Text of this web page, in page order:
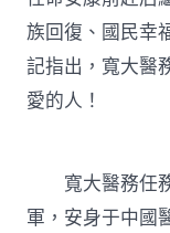
族回復、國民幸
記指出，寬大醫
愛的人！
寬大醫務任務
軍，安身于中國